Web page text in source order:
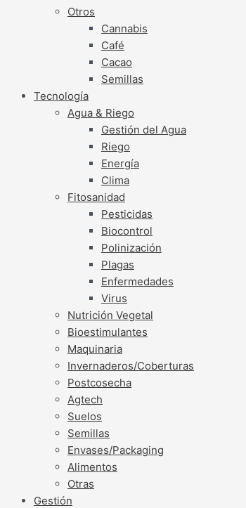
Otros
Cannabis
Café
Cacao
Semillas
Tecnología
Agua & Riego
Gestión del Agua
Riego
Energía
Clima
Fitosanidad
Pesticidas
Biocontrol
Polinización
Plagas
Enfermedades
Virus
Nutrición Vegetal
Bioestimulantes
Maquinaria
Invernaderos/Coberturas
Postcosecha
Agtech
Suelos
Semillas
Envases/Packaging
Alimentos
Otras
Gestión